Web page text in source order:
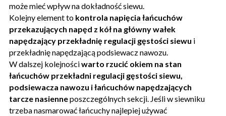
może mieć wpływ na dokładność siewu.
Kolejny element to kontrola napięcia łańcuchów
przekazujących napęd z kół na główny wałek
napędzający przekładnię regulacji gęstości siewu i
przekładnię napędzającą podsiewacz nawozu.
W dalszej kolejnościwarto rzucić okiem na stan
łańcuchów przekładni regulacji gęstości siewu,
podsiewacza nawozu i łańcuchów napędzających
tarcze nasienneposzczególnych sekcji. Jeśli w siewniku
trzeba nasmarować łańcuchy najlepiej używać